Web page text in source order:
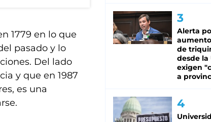
1779 en lo que
pasado y lo
Del lado
y que en 1987
es una
Alerta
de
desde la
exigen
a